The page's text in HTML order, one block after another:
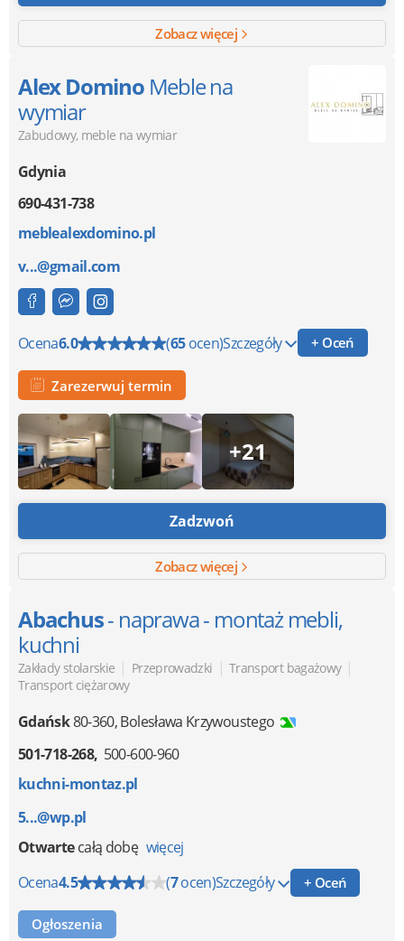
Zobacz więcej
Alex Domino Meble na
wymiar
Zabudowy, meble na wymiar
Gdynia
690-431-738
meblealexdomino.pl
v...@gmail.com
Ocena6.0 (65ocen)Szczegóły + Oceń
Zarezerwuj termin
+21
Zadzwoń
Zobacz więcej
Abachus- naprawa - montaż mebli,
kuchni
Zakłady stolarskie | Przeprowadzki | Transport bagażowy |
Transport ciężarowy
Gdańsk80-360,Bolesława Krzywoustego
501-718-268 500-600-960
kuchni-montaz.pl
5...@wp.pl
Otwartecałą dobę więcej
Ocena4.5 (7ocen)Szczegóły + Oceń
Ogłoszenia